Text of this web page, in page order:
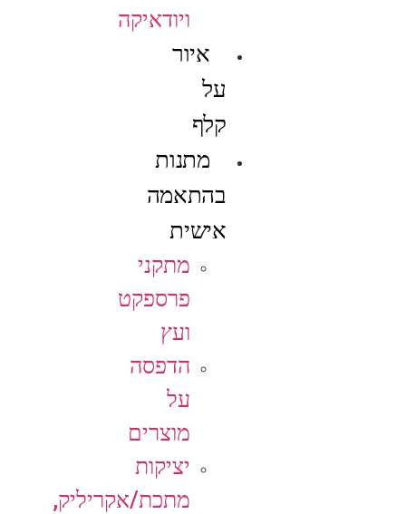
ויודאיקה
איור
על
קלף
מתנות
בהתאמה
אישית
מתקני
פרספקט
ועץ
הדפסה
על
מוצרים
יציקות
מתכת/אקריליק,